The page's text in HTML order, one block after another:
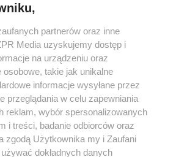
w serwisie nie może być powielany i
rozpowszechniany w jakikolwiek sposób (w
mechaniczny) na jakimkolwiek polu
formie, włącznie z umieszczaniem w Internecie
praw. Jakiekolwiek użycie lub
lub w części z naruszeniem prawa, tzn.
zabronione pod groźbą kary i może być ścigane
partnerów oraz inne
Media uzyskujemy dostęp i
na urządzeniu oraz
takie jak unikalne
informacje wysyłane przez
przeglądania w celu zapewniania
reklam, wybór spersonalizowanych
i treści, badanie odbiorców oraz
zgodą Użytkownika my i Zaufani
dokładnych danych